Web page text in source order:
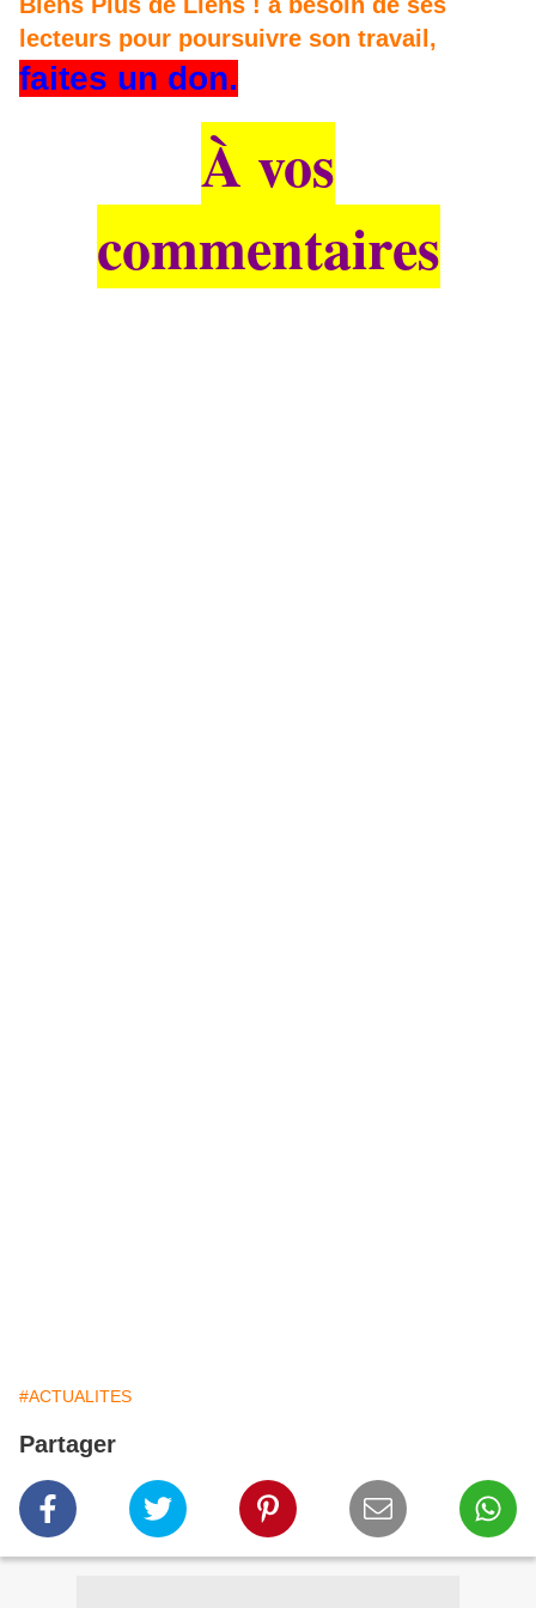
lecteurs pour poursuivre son travail,
faites un don.
À vos
commentaires
#ACTUALITES
Partager